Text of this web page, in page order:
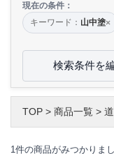
現在の条件：
キーワード： 山中塗×
検索条件を
TOP > 商品一覧 >
1件の商品がみつかりま